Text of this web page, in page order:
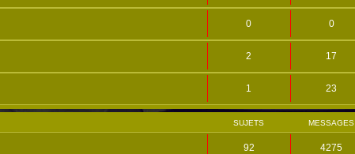
0 0
2 17
1 23
SUJETS MESSAGES
92 4275